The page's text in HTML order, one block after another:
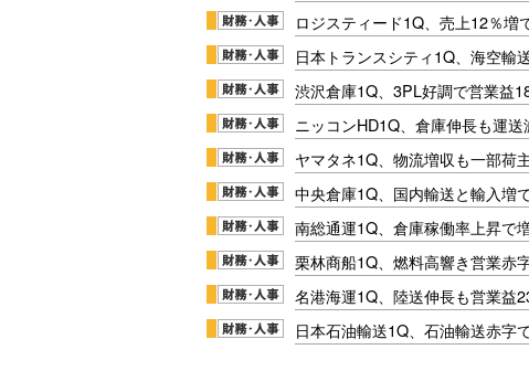
ロジスティード1Q、売上12％増
日本トランスシティ1Q、海空輸
渋沢倉庫1Q、3PL好調で営業益
ニッコンHD1Q、倉庫伸長も運送
ヤマタネ1Q、物流増収も一部荷
中央倉庫1Q、国内輸送と輸入増
南総通運1Q、倉庫稼働率上昇で
栗林商船1Q、燃料高響き営業赤
名港海運1Q、陸送伸長も営業益
日本石油輸送1Q、石油輸送赤字